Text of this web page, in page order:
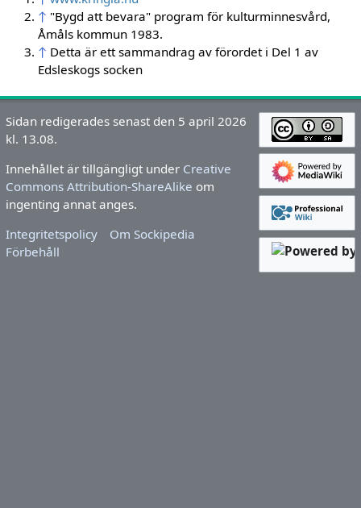
↑ "Bygd att bevara" program för kulturminnesvård,
Åmåls kommun 1983.
↑ Detta är ett sammandrag av förordet i Del 1 av
Edsleskogs socken
Sidan redigerades senast den 5 april 2026
kl. 13.08.
Innehållet är tillgängligt under Creative
Commons Attribution-ShareAlike om
ingenting annat anges.
Integritetspolicy
Om Sockipedia
Förbehåll